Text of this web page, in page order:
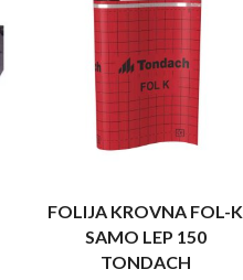
FOLIJA KROVNA FOL-K
SAMO LEP 150
TONDACH